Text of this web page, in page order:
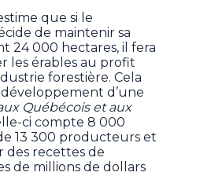
que si le
de maintenir sa
24 000 hectares, il fera
les érables au profit
forestière. Cela
d’une
Québécois et aux
ci compte 8 000
13 300 producteurs et
des recettes de
de millions de dollars